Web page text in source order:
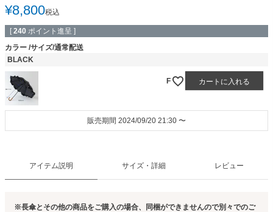
¥8,800税込
[ 240 ポイント進呈 ]
カラー サイズ/通常配送
BLACK
F カートに入れる
販売期間 2024/09/20 21:30 〜
アイテム説明 サイズ・詳細 レビュー
※長傘とその他の商品をご購入の場合、同梱ができませんので別々でのご